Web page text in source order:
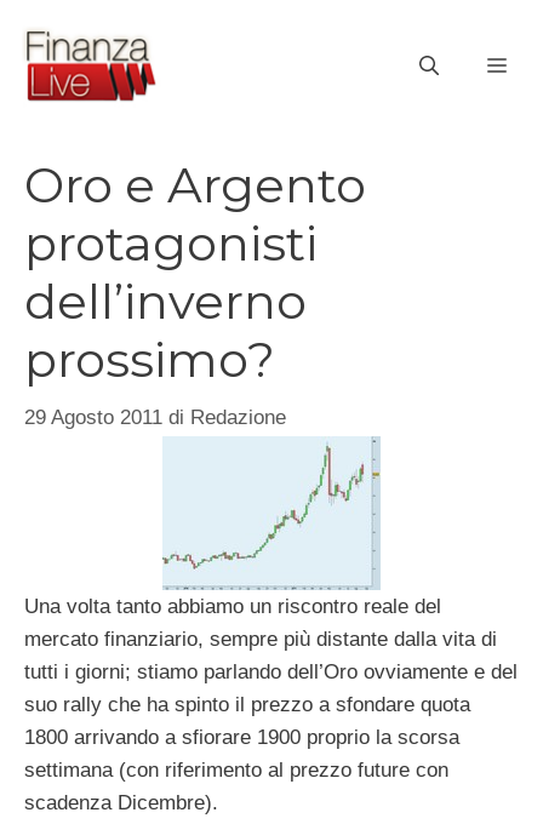
contenuto
Oro e Argento
protagonisti
dell’inverno
prossimo?
29 Agosto 2011 di Redazione
Una volta tanto abbiamo un riscontro reale del
mercato finanziario, sempre più distante dalla vita di
tutti i giorni; stiamo parlando dell’Oro ovviamente e del
suo rally che ha spinto il prezzo a sfondare quota
1800 arrivando a sfiorare 1900 proprio la scorsa
settimana (con riferimento al prezzo future con
scadenza Dicembre).